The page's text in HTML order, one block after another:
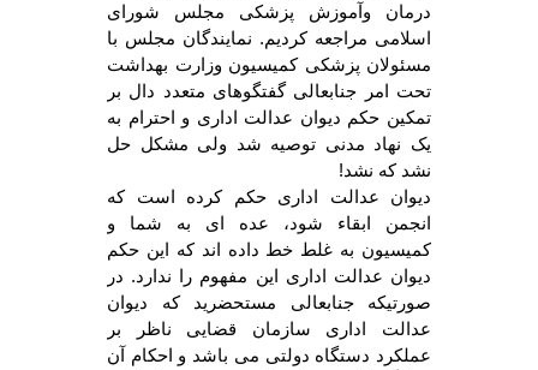
درمان وآموزش پزشکی مجلس شورای
اسلامی مراجعه کردیم. نمایندگان مجلس با
مسئولان پزشکی کمیسیون وزارت بهداشت
تحت امر جنابعالی گفتگوهای متعدد دال بر
تمکین حکم دیوان عدالت اداری و احترام به
یک نهاد مدنی توصیه شد ولی مشکل حل
نشد که نشد!
دیوان عدالت اداری حکم کرده است که
انجمن ابقاء شود، عده ای به شما و
کمیسیون به غلط خط داده اند که این حکم
دیوان عدالت اداری این مفهوم را ندارد. در
صورتیکه جنابعالی مستحضرید که دیوان
عدالت اداری سازمان قضایی ناظر بر
عملکرد دستگاه دولتی می باشد و احکام آن